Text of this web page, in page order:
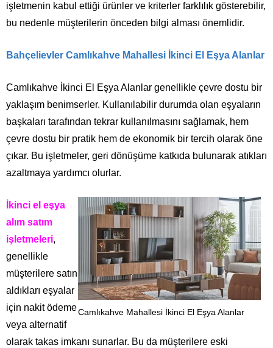
işletmenin kabul ettiği ürünler ve kriterler farklılık gösterebilir,
bu nedenle müşterilerin önceden bilgi alması önemlidir.
Bahçelievler Camlıkahve Mahallesi İkinci El Eşya Alanlar
Camlıkahve İkinci El Eşya Alanlar genellikle çevre dostu bir
yaklaşım benimserler. Kullanılabilir durumda olan eşyaların
başkaları tarafından tekrar kullanılmasını sağlamak, hem
çevre dostu bir pratik hem de ekonomik bir tercih olarak öne
çıkar. Bu işletmeler, geri dönüşüme katkıda bulunarak atıkları
azaltmaya yardımcı olurlar.
Camlıkahve Mahallesi İkinci El Eşya Alanlar
İkinci el eşya
alım satım
işletmeleri,
genellikle
müşterilere satın
aldıkları eşyalar
için nakit ödeme
veya alternatif
olarak takas imkanı sunarlar. Bu da müşterilere eski